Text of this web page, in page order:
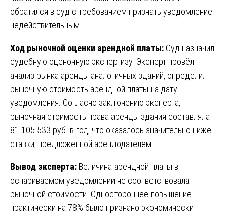
обратился в суд с требованием признать уведомление
недействительным.
Ход рыночной оценки арендной платы: Суд назначил
судебную оценочную экспертизу. Эксперт провёл
анализ рынка аренды аналогичных зданий, определил
рыночную стоимость арендной платы на дату
уведомления. Согласно заключению эксперта,
рыночная стоимость права аренды здания составляла
81 105 533 руб. в год, что оказалось значительно ниже
ставки, предложенной арендодателем.
Вывод эксперта: Величина арендной платы в
оспариваемом уведомлении не соответствовала
рыночной стоимости. Одностороннее повышение
практически на 78% было признано экономически